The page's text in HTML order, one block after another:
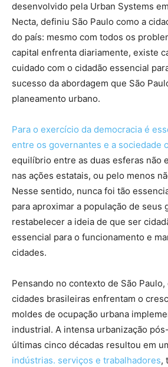
desenvolvido pela Urban Systems
Necta, definiu São Paulo como a
do país: mesmo com todos os
capital enfrenta diariamente, existe
cuidado com o cidadão essencial
sucesso da abordagem que São
planeamento urbano.
Para o exercício da democracia é
entre os governantes e a sociedade
equilíbrio entre as duas esferas não
nas ações estatais, ou pelo menos
Nesse sentido, nunca foi tão
para aproximar a população de seus
restabelecer a ideia de que ser
essencial para o funcionamento e
cidades.
Pensando no contexto de São Paulo,
cidades brasileiras enfrentam o
moldes de ocupação urbana
industrial. A intensa urbanização
últimas cinco décadas resultou em
indústrias. serviços e trabalhadores,